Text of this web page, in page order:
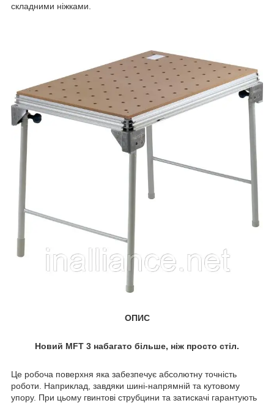
складними ніжками.
ОПИС
Новий MFT 3 набагато більше, ніж просто стіл.
Це робоча поверхня яка забезпечує абсолютну точність
роботи. Наприклад, завдяки шині-напрямній та кутовому
упору. При цьому гвинтові струбцини та затискачі гарантують